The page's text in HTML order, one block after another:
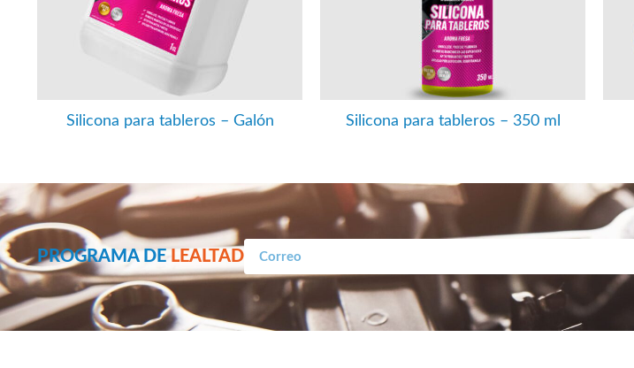
Silicona para tableros – Galón Silicona para tableros – 350 ml
PROGRAMA DE LEALTAD